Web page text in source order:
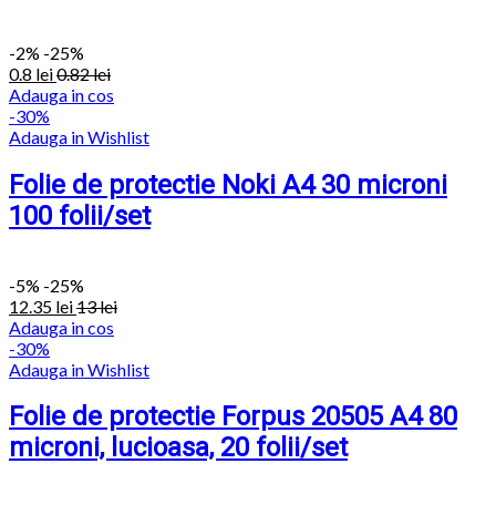
-2% -25%
0.8 lei0.82lei
Adauga in cos
-30%
Adauga in Wishlist
Folie de protectie Noki A4 30 microni
100 folii/set
-5% -25%
12.35 lei13lei
Adauga in cos
-30%
Adauga in Wishlist
Folie de protectie Forpus 20505 A4 80
microni, lucioasa, 20 folii/set